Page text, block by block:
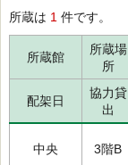
所蔵は 1 件です。
所蔵館
所蔵場
所
配架日
協力貸
出
中央 3階B